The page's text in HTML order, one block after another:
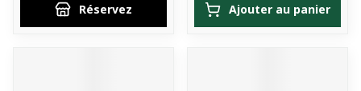
Réservez Ajouter au panier